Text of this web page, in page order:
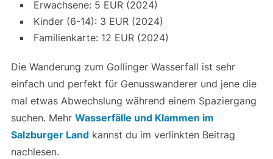
Erwachsene: 5 EUR (2024)
Kinder (6-14): 3 EUR (2024)
Familienkarte: 12 EUR (2024)
Die Wanderung zum Gollinger Wasserfall ist sehr
einfach und perfekt für Genusswanderer und jene die
mal etwas Abwechslung während einem Spaziergang
suchen. Mehr Wasserfälle und Klammen im
Salzburger Landkannst du im verlinkten Beitrag
nachlesen.